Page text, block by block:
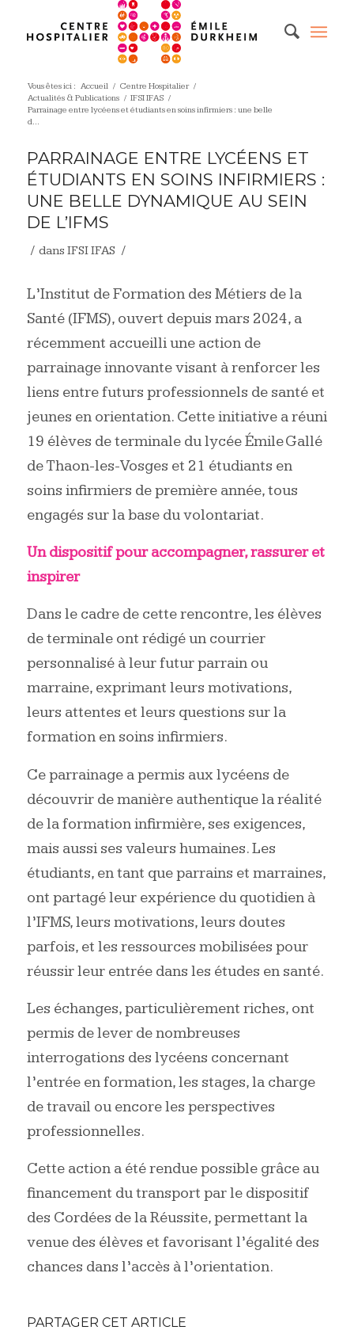
Vous êtes ici : Accueil / Centre Hospitalier /
Actualités & Publications / IFSI IFAS /
Parrainage entre lycéens et étudiants en soins infirmiers : une belle
d...
PARRAINAGE ENTRE LYCÉENS ET
ÉTUDIANTS EN SOINS INFIRMIERS :
UNE BELLE DYNAMIQUE AU SEIN
DE L’IFMS
/ dans IFSI IFAS /
L’Institut de Formation des Métiers de la
Santé (IFMS), ouvert depuis mars 2024, a
récemment accueilli une action de
parrainage innovante visant à renforcer les
liens entre futurs professionnels de santé et
jeunes en orientation. Cette initiative a réuni
19 élèves de terminale du lycée Émile Gallé
de Thaon-les-Vosges et 21 étudiants en
soins infirmiers de première année, tous
engagés sur la base du volontariat.
Un dispositif pour accompagner, rassurer et
inspirer
Dans le cadre de cette rencontre, les élèves
de terminale ont rédigé un courrier
personnalisé à leur futur parrain ou
marraine, exprimant leurs motivations,
leurs attentes et leurs questions sur la
formation en soins infirmiers.
Ce parrainage a permis aux lycéens de
découvrir de manière authentique la réalité
de la formation infirmière, ses exigences,
mais aussi ses valeurs humaines. Les
étudiants, en tant que parrains et marraines,
ont partagé leur expérience du quotidien à
l’IFMS, leurs motivations, leurs doutes
parfois, et les ressources mobilisées pour
réussir leur entrée dans les études en santé.
Les échanges, particulièrement riches, ont
permis de lever de nombreuses
interrogations des lycéens concernant
l’entrée en formation, les stages, la charge
de travail ou encore les perspectives
professionnelles.
Cette action a été rendue possible grâce au
financement du transport par le dispositif
des Cordées de la Réussite, permettant la
venue des élèves et favorisant l’égalité des
chances dans l’accès à l’orientation.
PARTAGER CET ARTICLE